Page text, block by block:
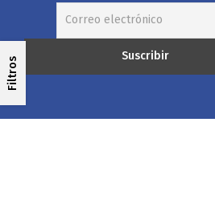
Filtros